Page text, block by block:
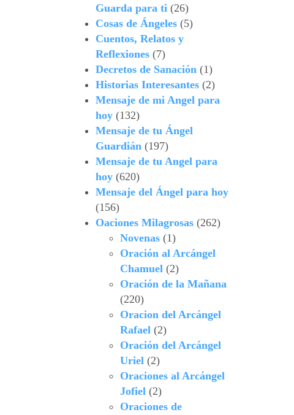
Guarda para ti(26)
Cosas de Ángeles(5)
Cuentos, Relatos y
Reflexiones(7)
Decretos de Sanación(1)
Historias Interesantes(2)
Mensaje de mi Angel para
hoy(132)
Mensaje de tu Ángel
Guardián(197)
Mensaje de tu Angel para
hoy(620)
Mensaje del Ángel para hoy
(156)
Oaciones Milagrosas(262)
Novenas(1)
Oración al Arcángel
Chamuel(2)
Oración de la Mañana
(220)
Oracion del Arcángel
Rafael(2)
Oración del Arcángel
Uriel(2)
Oraciones al Arcángel
Jofiel(2)
Oraciones de